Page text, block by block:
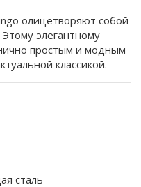
олицетворяют собой
элегантному
простым и модным
классикой.
сталь